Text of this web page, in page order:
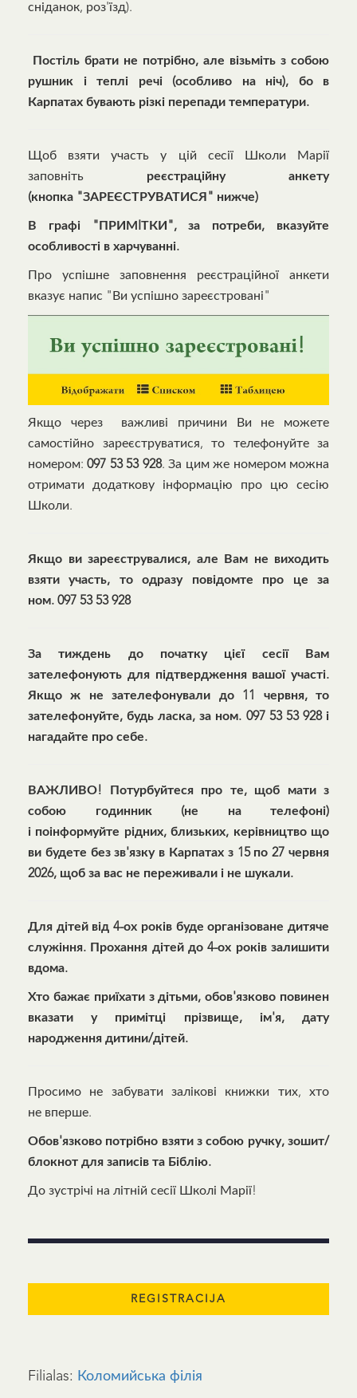
сніданок, роз'їзд).
Постіль брати не потрібно, але візьміть з собою
рушник і теплі речі (особливо на ніч), бо в
Карпатах бувають різкі перепади температури.
Щоб взяти участь у цій сесії Школи Марії
заповніть реєстраційну анкету
(кнопка "ЗАРЕЄСТРУВАТИСЯ" нижче)
В графі "ПРИМIТКИ", за потреби, вказуйте
особливості в харчуванні.
Про успішне заповнення реєстраційної анкети
вказує напис "Ви успішно зареєстровані"
Якщо через важливі причини Ви не можете
самостійно зареєструватися, то телефонуйте за
номером:097 53 53 928. За цим же номером можна
отримати додаткову інформацію про цю сесію
Школи.
Якщо ви зареєструвалися, але Вам не виходить
взяти участь, то одразу повідомте про це за
ном. 097 53 53 928
За тиждень до початку цієї сесії Вам
зателефонують для підтвердження вашої участі.
Якщо ж не зателефонували до 11 червня, то
зателефонуйте, будь ласка, за ном. 097 53 53 928 і
нагадайте про себе.
ВАЖЛИВО! Потурбуйтеся про те, щоб мати з
собою годинник (не на телефоні)
і поінформуйте рідних, близьких, керівництво що
ви будете без зв'язку в Карпатах з 15 по 27 червня
2026, щоб за вас не переживали і не шукали.
Для дітей від 4-ох років буде організоване дитяче
служіння. Прохання дітей до 4-ох років залишити
вдома.
Хто бажає приїхати з дітьми, обов'язково повинен
вказати у примітці прізвище, ім'я, дату
народження дитини/дітей.
Просимо не забувати залікові книжки тих, хто
не вперше.
Обов'язково потрібно взяти з собою ручку, зошит/
блокнот для записів та Біблію.
До зустрічі на літній сесії Школі Марії!
Filialas: Коломийська філія